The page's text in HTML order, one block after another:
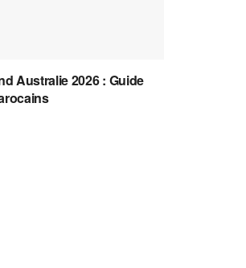
Australie 2026 : Guide